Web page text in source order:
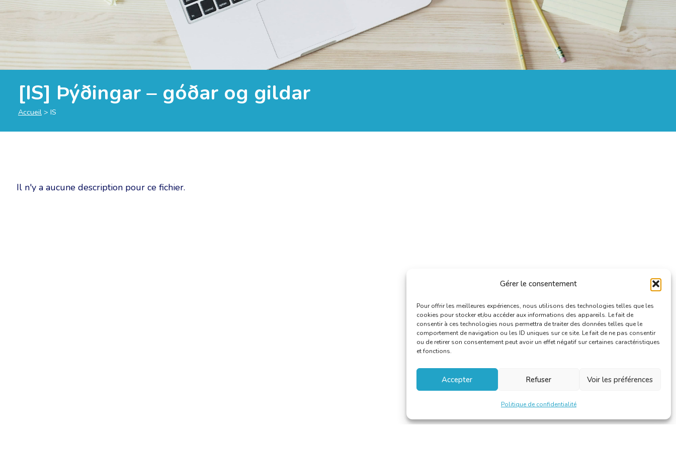
Gérer le consentement
Pour offrir les meilleures expériences, nous utilisons des technologies telles que les
cookies pour stocker et/ou accéder aux informations des appareils. Le fait de
consentir à ces technologies nous permettra de traiter des données telles que le
comportement de navigation ou les ID uniques sur ce site. Le fait de ne pas consentir
ou de retirer son consentement peut avoir un effet négatif sur certaines caractéristiques
et fonctions.
Accepter Refuser Voir les préférences
Politique de confidentialité
[IS] Þýðingar – góðar og gildar
Accueil > IS
Il n'y a aucune description pour ce fichier.